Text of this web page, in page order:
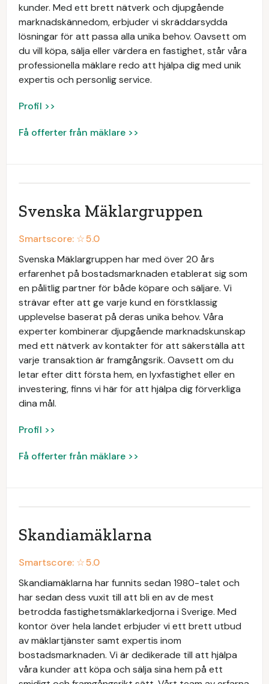
kunder. Med ett brett nätverk och djupgående
marknadskännedom, erbjuder vi skräddarsydda
lösningar för att passa alla unika behov. Oavsett om
du vill köpa, sälja eller värdera en fastighet, står våra
professionella mäklare redo att hjälpa dig med unik
expertis och personlig service.
Profil >>
Få offerter från mäklare >>
Svenska Mäklargruppen
Smartscore: ☆5.0
Svenska Mäklargruppen har med över 20 års
erfarenhet på bostadsmarknaden etablerat sig som
en pålitlig partner för både köpare och säljare. Vi
strävar efter att ge varje kund en förstklassig
upplevelse baserat på deras unika behov. Våra
experter kombinerar djupgående marknadskunskap
med ett nätverk av kontakter för att säkerställa att
varje transaktion är framgångsrik. Oavsett om du
letar efter ditt första hem, en lyxfastighet eller en
investering, finns vi här för att hjälpa dig förverkliga
dina mål.
Profil >>
Få offerter från mäklare >>
Skandiamäklarna
Smartscore: ☆5.0
Skandiamäklarna har funnits sedan 1980-talet och
har sedan dess vuxit till att bli en av de mest
betrodda fastighetsmäklarkedjorna i Sverige. Med
kontor över hela landet erbjuder vi ett brett utbud
av mäklartjänster samt expertis inom
bostadsmarknaden. Vi är dedikerade till att hjälpa
våra kunder att köpa och sälja sina hem på ett